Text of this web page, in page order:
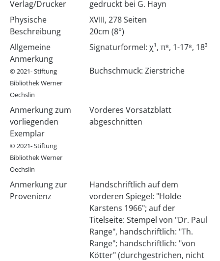
Verlag/Drucker
gedruckt bei G. Hayn
Physische
Beschreibung
XVIII, 278 Seiten
20cm (8°)
Allgemeine
Anmerkung
© 2021- Stiftung
Bibliothek Werner
Oechslin
Signaturformel: χ¹, π⁸, 1-17⁸, 18³
Buchschmuck: Zierstriche
Anmerkung zum
vorliegenden
Exemplar
© 2021- Stiftung
Bibliothek Werner
Oechslin
Vorderes Vorsatzblatt
abgeschnitten
Anmerkung zur
Provenienz
Handschriftlich auf dem
vorderen Spiegel: "Holde
Karstens 1966"; auf der
Titelseite: Stempel von "Dr. Paul
Range", handschriftlich: "Th.
Range"; handschriftlich: "von
Kötter" (durchgestrichen, nicht